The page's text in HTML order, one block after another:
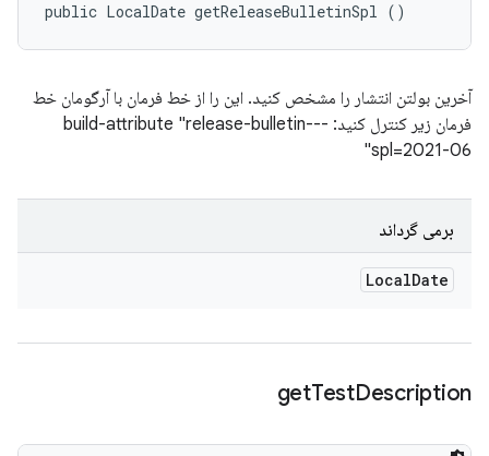
public LocalDate getReleaseBulletinSpl ()
آخرین بولتن انتشار را مشخص کنید. این را از خط فرمان با آرگومان خط
فرمان زیر کنترل کنید: --build-attribute "release-bulletin-
spl=2021-06"
برمی گرداند
LocalDate
getTestDescription